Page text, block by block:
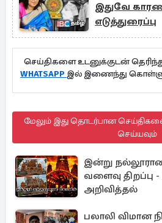
இதுவே
எடுத்துரைப்பு
செய்திகளை உடனுக்குடன்
WHATSAPP இல் இணைந்து
மேலும் இது தொடர்பான
செய்யவும்
இன்று
வளைவு திறப்பு
அறிவித்தல்
பலாலி விமான